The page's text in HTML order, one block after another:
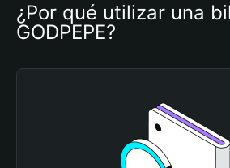
¿Por qué utilizar una
GODPEPE?